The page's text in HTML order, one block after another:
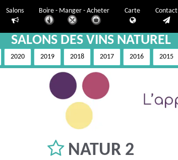
Salons Boire - Manger - Acheter Carte Contact
SALONS DES VINS NATUREL
2020 2019 2018 2017 2016 2015
NATUR 2